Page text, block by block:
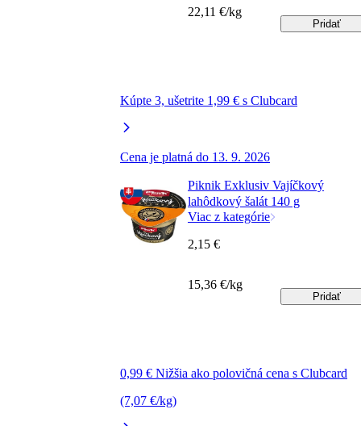
Kúpte 3, ušetrite 1,99 € s Clubcard
Cena je platná do 13. 9. 2026
22,11 €/kg
Pridať
Piknik Exklusiv Vajíčkový
lahôdkový šalát 140 g
Viac z kategórie
0,99 € Nižšia ako polovičná cena s Clubcard
(7,07 €/kg)
2,15 €
15,36 €/kg
Pridať